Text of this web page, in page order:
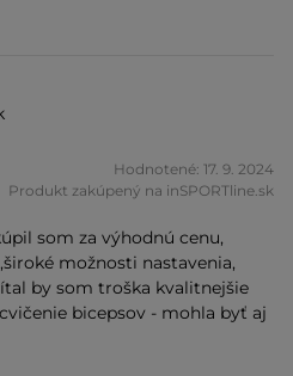
Hodnotené: 17. 9. 2024
Produkt zakúpený na inSPORTline.sk
som za výhodnú cenu,
možnosti nastavenia,
by som troška kvalitnejšie
bicepsov - mohla byť aj